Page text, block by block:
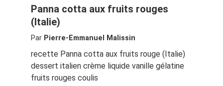
Panna cotta aux fruits rouges
(Italie)
Par Pierre-Emmanuel Malissin
recette Panna cotta aux fruits rouge (Italie)
dessert italien crème liquide vanille gélatine
fruits rouges coulis